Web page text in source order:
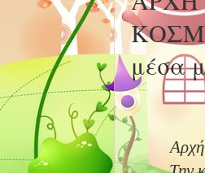
μέσα